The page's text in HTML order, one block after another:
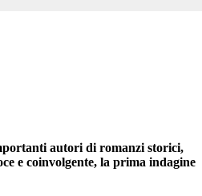
autori di romanzi storici,
e coinvolgente, la prima indagine